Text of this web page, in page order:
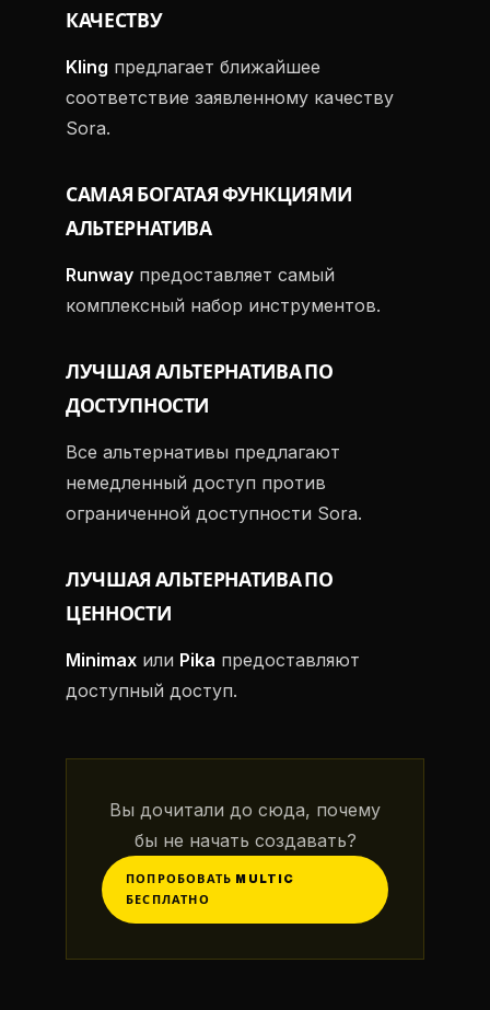
КАЧЕСТВУ
Kling предлагает ближайшее
соответствие заявленному качеству
Sora.
САМАЯ БОГАТАЯ ФУНКЦИЯМИ
АЛЬТЕРНАТИВА
Runway предоставляет самый
комплексный набор инструментов.
ЛУЧШАЯ АЛЬТЕРНАТИВА ПО
ДОСТУПНОСТИ
Все альтернативы предлагают
немедленный доступ против
ограниченной доступности Sora.
ЛУЧШАЯ АЛЬТЕРНАТИВА ПО
ЦЕННОСТИ
Minimax или Pika предоставляют
доступный доступ.
Вы дочитали до сюда, почему
бы не начать создавать?
ПОПРОБОВАТЬ MULTIC
БЕСПЛАТНО